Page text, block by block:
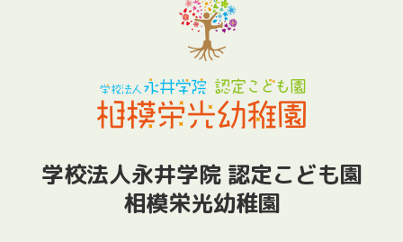
学校法人永井学院 認定こども園
相模栄光幼稚園